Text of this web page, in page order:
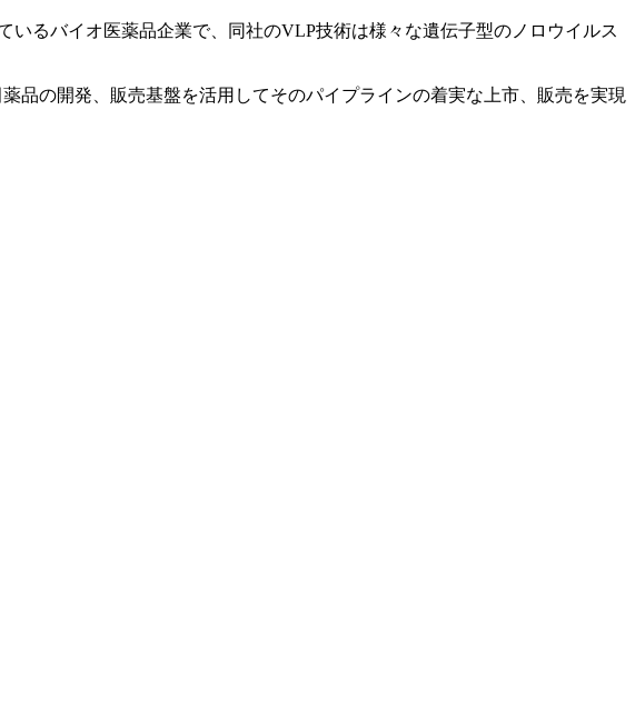
いるバイオ医薬品企業で、同社のVLP技術は様々な遺伝子型のノロウイルス
品の開発、販売基盤を活用してそのパイプラインの着実な上市、販売を実現